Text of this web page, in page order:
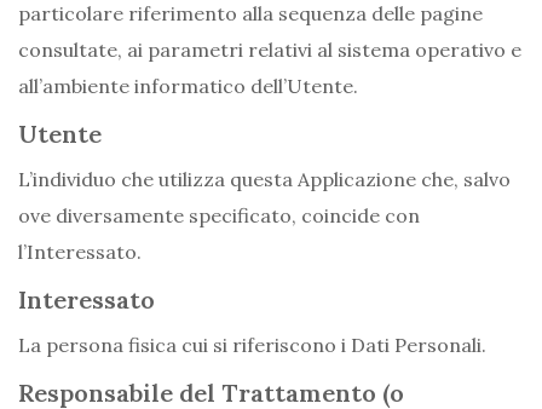
particolare riferimento alla sequenza delle pagine
consultate, ai parametri relativi al sistema operativo e
all’ambiente informatico dell’Utente.
Utente
L’individuo che utilizza questa Applicazione che, salvo
ove diversamente specificato, coincide con
l’Interessato.
Interessato
La persona fisica cui si riferiscono i Dati Personali.
Responsabile del Trattamento (o